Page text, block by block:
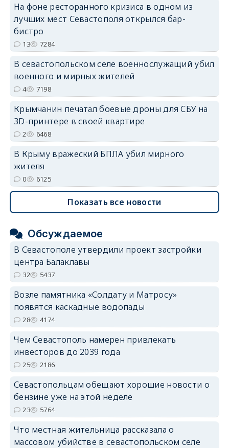
erid: 2SDnjdvhGXG
На фоне ресторанного кризиса в одном из
лучших мест Севастополя открылся бар-
бистро
13 7284
В севастопольском селе военнослужащий убил
военного и мирных жителей
4 7198
Крымчанин печатал боевые дроны для СБУ на
3D-принтере в своей квартире
2 6468
В Крыму вражеский БПЛА убил мирного
жителя
0 6125
Показать все новости
Обсуждаемое
В Севастополе утвердили проект застройки
центра Балаклавы
32 5437
Возле памятника «Солдату и Матросу»
появятся каскадные водопады
28 4174
Чем Севастополь намерен привлекать
инвесторов до 2039 года
25 2186
Севастопольцам обещают хорошие новости о
бензине уже на этой неделе
23 5764
Что местная жительница рассказала о
массовом убийстве в севастопольском селе